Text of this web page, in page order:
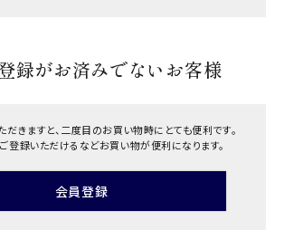
録がお済みでないお客様
だきますと、二度目のお買い物時にとても便利です。
登録いただけるなどお買い物が便利になります。
会員登録